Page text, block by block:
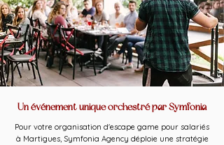
Un événement unique orchestré par Symfonia
Pour votre organisation d'escape game pour salariés
à Martigues, Symfonia Agency déploie une stratégie